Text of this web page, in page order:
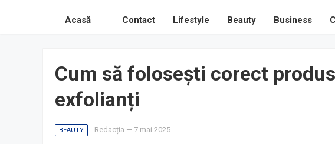
Acasă Contact Lifestyle Beauty Business
Cum să folosești corect
exfolianți
BEAUTY Redacția — 7 mai 2025